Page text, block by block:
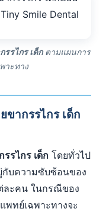
รรไกร เด็กตามแผนการ
าะทาง
ขากรรไกร เด็ก
รไกร เด็ก โดยทั่วไป
บความซับซ้อนของ
ละคน ในกรณีของ
พทย์เฉพาะทางจะ